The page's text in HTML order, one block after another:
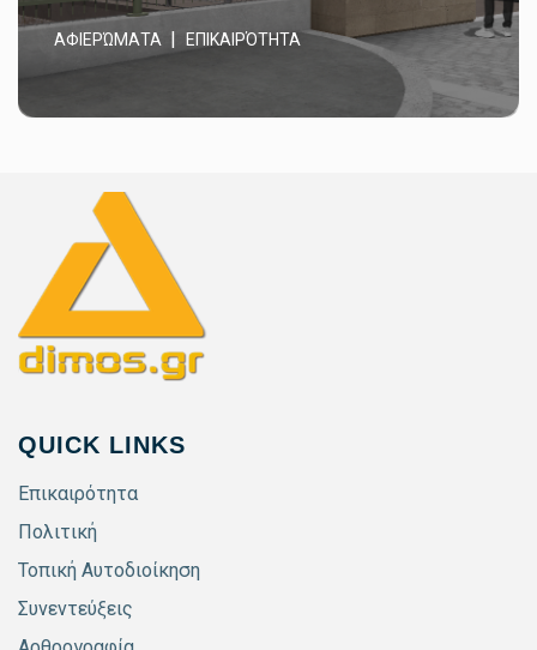
ΑΦΙΕΡΏΜΑΤΑ ΕΠΙΚΑΙΡΌΤΗΤΑ
QUICK LINKS
Επικαιρότητα
Πολιτική
Τοπική Αυτοδιοίκηση
Συνεντεύξεις